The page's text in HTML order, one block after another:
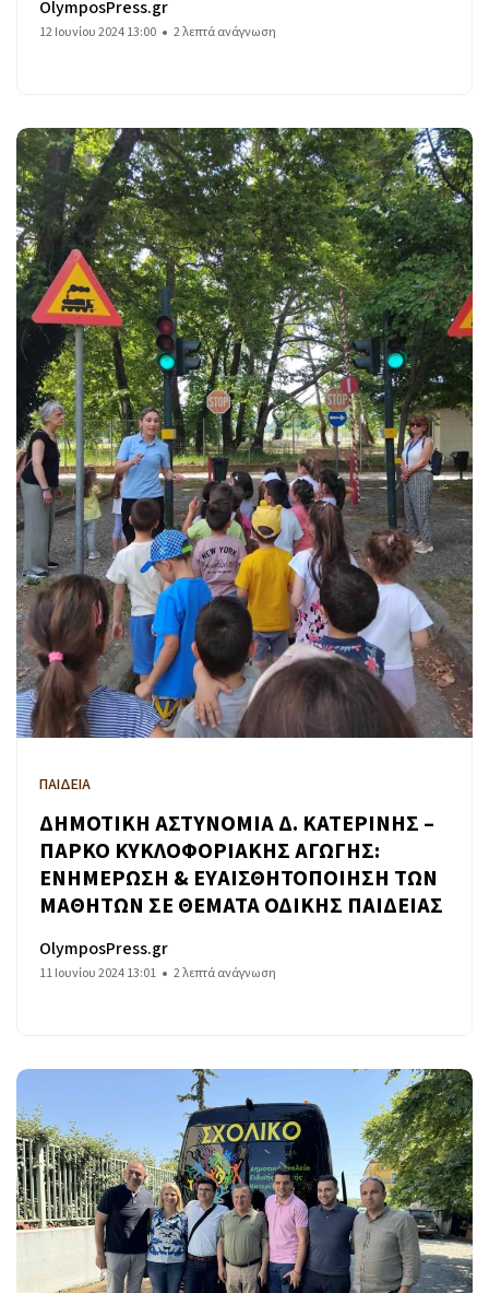
OlymposPress.gr
12 Ιουνίου 2024 13:00 2 λεπτά ανάγνωση
ΠΑΙΔΕΙΑ
ΔΗΜΟΤΙΚΗ ΑΣΤΥΝΟΜΙΑ Δ. ΚΑΤΕΡΙΝΗΣ –
ΠΑΡΚΟ ΚΥΚΛΟΦΟΡΙΑΚΗΣ ΑΓΩΓΗΣ:
ΕΝΗΜΕΡΩΣΗ & ΕΥΑΙΣΘΗΤΟΠΟΙΗΣΗ ΤΩΝ
ΜΑΘΗΤΩΝ ΣΕ ΘΕΜΑΤΑ ΟΔΙΚΗΣ ΠΑΙΔΕΙΑΣ
OlymposPress.gr
11 Ιουνίου 2024 13:01 2 λεπτά ανάγνωση